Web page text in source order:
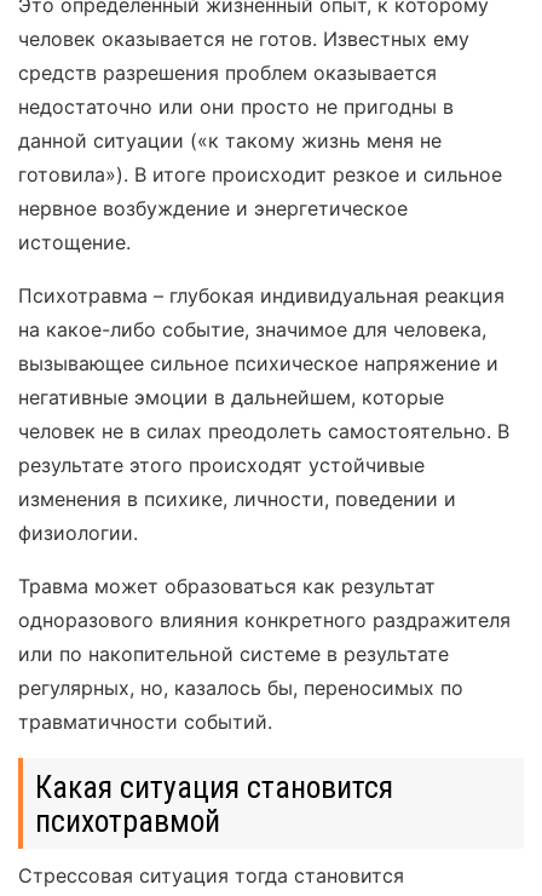
Это определенный жизненный опыт, к которому
человек оказывается не готов. Известных ему
средств разрешения проблем оказывается
недостаточно или они просто не пригодны в
данной ситуации («к такому жизнь меня не
готовила»). В итоге происходит резкое и сильное
нервное возбуждение и энергетическое
истощение.
Психотравма – глубокая индивидуальная реакция
на какое-либо событие, значимое для человека,
вызывающее сильное психическое напряжение и
негативные эмоции в дальнейшем, которые
человек не в силах преодолеть самостоятельно. В
результате этого происходят устойчивые
изменения в психике, личности, поведении и
физиологии.
Травма может образоваться как результат
одноразового влияния конкретного раздражителя
или по накопительной системе в результате
регулярных, но, казалось бы, переносимых по
травматичности событий.
Какая ситуация становится
психотравмой
Стрессовая ситуация тогда становится